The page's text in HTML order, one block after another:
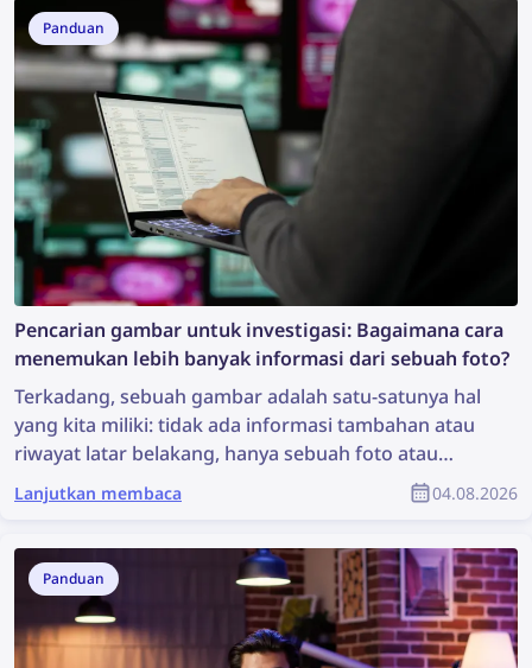
Panduan
Pencarian gambar untuk investigasi: Bagaimana cara
menemukan lebih banyak informasi dari sebuah foto?
Terkadang, sebuah gambar adalah satu-satunya hal
yang kita miliki: tidak ada informasi tambahan atau
riwayat latar belakang, hanya sebuah foto atau
rekaman. Apakah itu cukup untuk memulai
investigasi? Mungkin bukan kondisi yang ideal, tetapi
yang dapat mengungkap informasi berharga dan
mendukung proses investigasi. Jadi, bagaimana cara
menemukan lebih banyak informasi dari sebuah
foto?
Lanjutkan membaca 04.08.2026
Panduan